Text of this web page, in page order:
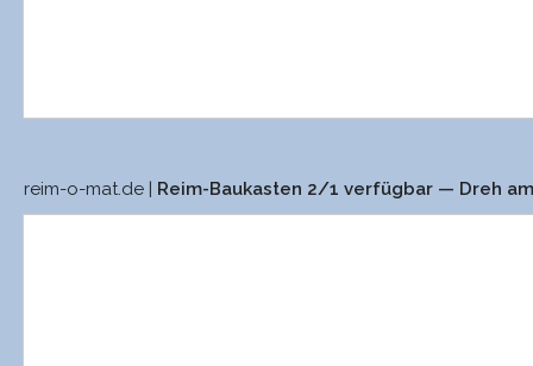
reim-o-mat.de | Reim-Baukasten 2/1 verfügbar — Dreh